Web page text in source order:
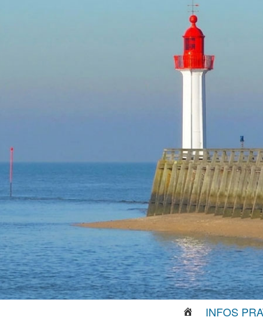
INFOS